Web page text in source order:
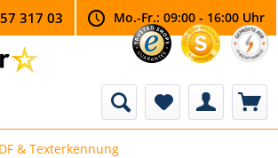
317 03 Mo.-Fr.: 09:00 - 16:00 Uhr
& Texterkennung